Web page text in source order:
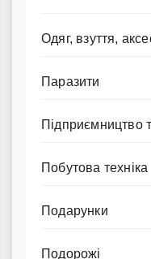
Одяг, взуття,
Паразити
Підприємництво
Побутова техніка
Подарунки
Подорожі